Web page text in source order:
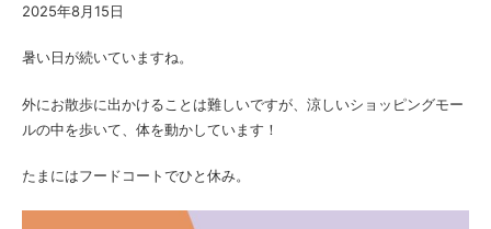
2025年8月15日
暑い日が続いていますね。
外にお散歩に出かけることは難しいですが、涼しいショッピングモー
ルの中を歩いて、体を動かしています！
たまにはフードコートでひと休み。